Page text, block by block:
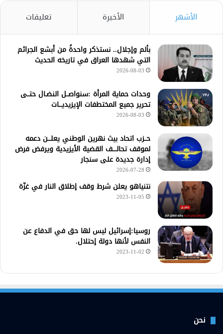
الأشهر الأخيرة تعليقات
بألم وإجلال.. نستذكر واحدةً من أبشع الجرائم
التي شهدها العراق في تاريخه الحديث
2026-08-03
وحدات حماية المرأة :سنواصــل النضـال حتــى
تحرير جميع المختطفات الإيزيديـــات
2026-08-03
حــزب اتحاد بيث نهرين الوطني يعلـــن دعمه
لموقف تحالــــف القضية الأيزيدية ويرفض فرض
إدارة جديدة على سنجار
2026-07-28
نتنياهو يعلن شرط وقف إطلاق النار في غزّة
2023-11-05
روسيا:إسرائيل ليس لها حق في الدفاع عن
النفس لأنها دولة إحتلال.
2023-11-02
نحن